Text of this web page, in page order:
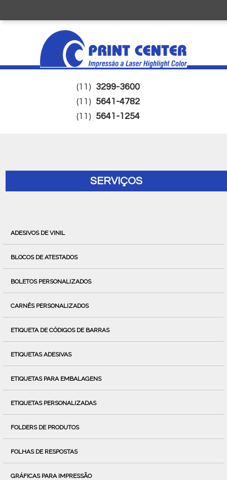
(11) 3299-3600
(11) 5641-4782
(11) 5641-1254
SERVIÇOS
ADESIVOS DE VINIL
BLOCOS DE ATESTADOS
BOLETOS PERSONALIZADOS
CARNÊS PERSONALIZADOS
ETIQUETA DE CÓDIGOS DE BARRAS
ETIQUETAS ADESIVAS
ETIQUETAS PARA EMBALAGENS
ETIQUETAS PERSONALIZADAS
FOLDERS DE PRODUTOS
FOLHAS DE RESPOSTAS
GRÁFICAS PARA IMPRESSÃO